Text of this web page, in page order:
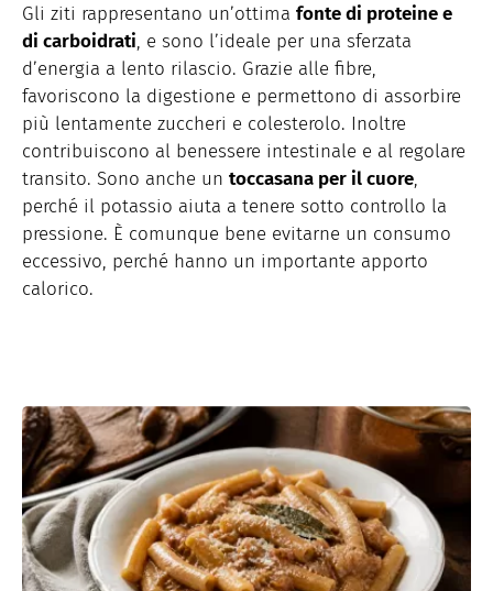
Gli ziti rappresentano un’ottima fonte di proteine e
di carboidrati, e sono l’ideale per una sferzata
d’energia a lento rilascio. Grazie alle fibre,
favoriscono la digestione e permettono di assorbire
più lentamente zuccheri e colesterolo. Inoltre
contribuiscono al benessere intestinale e al regolare
transito. Sono anche un toccasana per il cuore,
perché il potassio aiuta a tenere sotto controllo la
pressione. È comunque bene evitarne un consumo
eccessivo, perché hanno un importante apporto
calorico.